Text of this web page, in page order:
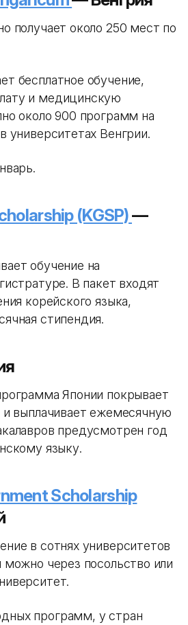
получает около 250 мест по
бесплатное обучение,
и медицинскую
около 900 программ на
университетах Венгрии.
(KGSP)—
обучение на
В пакет входят
корейского языка,
стипендия.
Японии покрывает
и выплачивает ежемесячную
предусмотрен год
языку.
Scholarship
в сотнях университетов
можно через посольство или
программ, у стран